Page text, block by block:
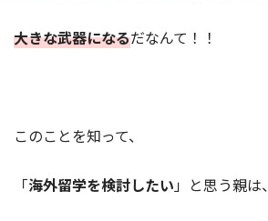
大きな武器になるだなんて！！
このことを知って、
「海外留学を検討したい」と思う親は、